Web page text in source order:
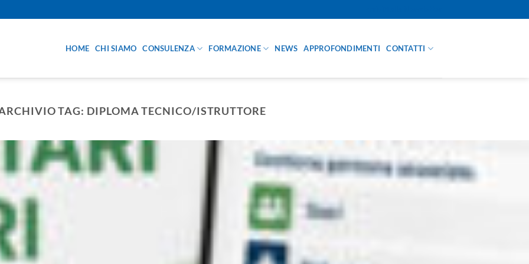
HOME CHI SIAMO CONSULENZA FORMAZIONE NEWS APPROFONDIMENTI CONTATTI
TAG: DIPLOMA TECNICO/ISTRUTTORE